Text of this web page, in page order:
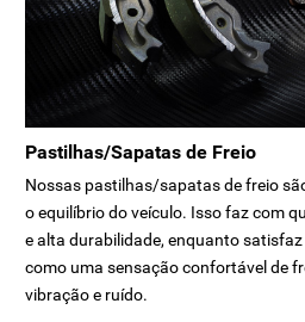
Pastilhas/Sapatas de Freio
Nossas pastilhas/sapatas de freio
o equilíbrio do veículo. Isso faz com
e alta durabilidade, enquanto
como uma sensação confortável de
vibração e ruído.